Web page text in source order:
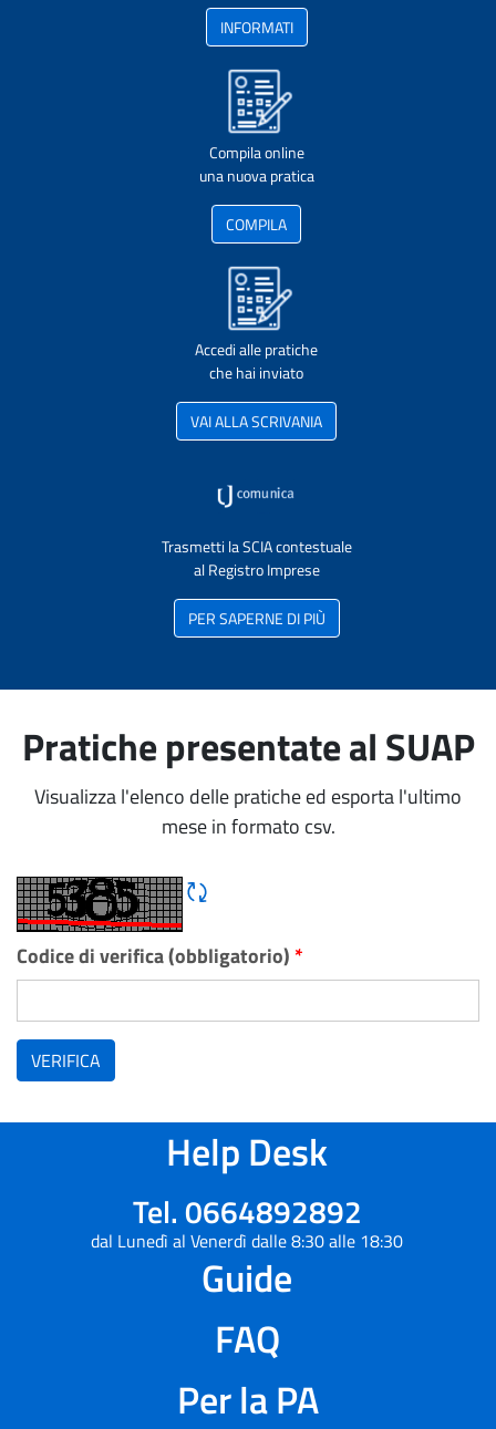
INFORMATI
Compila online
una nuova pratica
COMPILA
Accedi alle pratiche
che hai inviato
VAI ALLA SCRIVANIA
Trasmetti la SCIA contestuale
al Registro Imprese
PER SAPERNE DI PIÙ
Pratiche presentate al SUAP
Visualizza l'elenco delle pratiche ed esporta l'ultimo
mese in formato csv.
Rigene CAPTCHA
Codice di verifica (obbligatorio) *
VERIFICA
Help Desk
Tel. 0664892892
dal Lunedì al Venerdì dalle 8:30 alle 18:30
Guide
FAQ
Per la PA